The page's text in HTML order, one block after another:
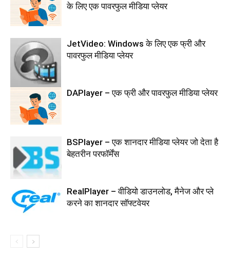
के लिए एक पावरफुल मीडिया प्लेयर
JetVideo: Windows के लिए एक फ्री और
पावरफुल मीडिया प्लेयर
DAPlayer – एक फ्री और पावरफुल मीडिया प्लेयर
BSPlayer – एक शानदार मीडिया प्लेयर जो देता है
बेहतरीन परफॉर्मेंस
RealPlayer – वीडियो डाउनलोड, मैनेज और प्ले
करने का शानदार सॉफ्टवेयर